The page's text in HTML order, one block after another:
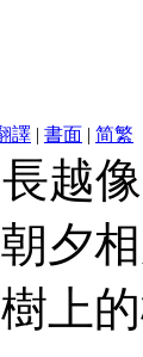
譯 | 書面 | 简繁
越
夕
上